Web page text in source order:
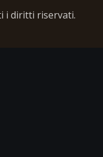
i diritti riservati.